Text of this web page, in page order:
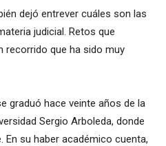
dejó entrever cuáles son las
judicial. Retos que
recorrido que ha sido muy
graduó hace veinte años de la
Sergio Arboleda, donde
su haber académico cuenta,